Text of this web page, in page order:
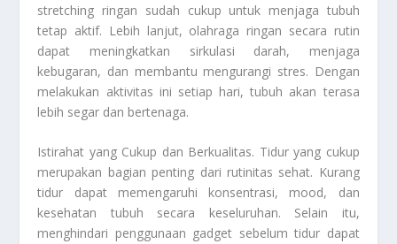
stretching ringan sudah cukup untuk menjaga tubuh
tetap aktif. Lebih lanjut, olahraga ringan secara rutin
dapat meningkatkan sirkulasi darah, menjaga
kebugaran, dan membantu mengurangi stres. Dengan
melakukan aktivitas ini setiap hari, tubuh akan terasa
lebih segar dan bertenaga.
Istirahat yang Cukup dan Berkualitas. Tidur yang cukup
merupakan bagian penting dari rutinitas sehat. Kurang
tidur dapat memengaruhi konsentrasi, mood, dan
kesehatan tubuh secara keseluruhan. Selain itu,
menghindari penggunaan gadget sebelum tidur dapat